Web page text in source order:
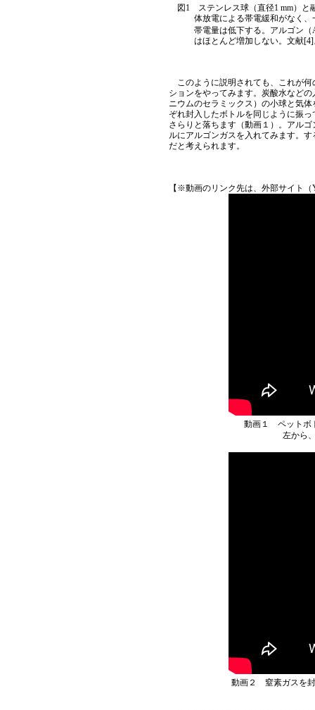
図1 ステンレス球（直径1 mm）と
体放電による帯電緩和がなく
帯電量は低下する。アルゴン
はほとんど増加しない。文献
このように説明されても、これが何
ションをやってみます。炭酸水など
ニウムのセラミックス）の小球と気
ぞれ封入したボトルを同じように振
さらりと落ちます（動画１）。アル
ルにアルゴンガスを入れてみます。
だと考えられます。
【※動画のリンク先は、外部サイト（
動画１ ペットボ
左から
動画２ 窒素ガスを封